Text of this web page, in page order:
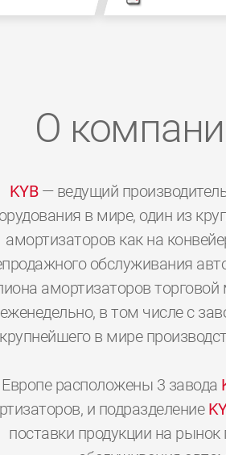
О
KYB— ведущий
в мире, один из
амортизаторов как на
обслуживания
амортизаторов торговой
еженедельно, в том числе с
крупнейшего в мире
расположены 3 завода
и подразделение
поставки продукции на рынок
000